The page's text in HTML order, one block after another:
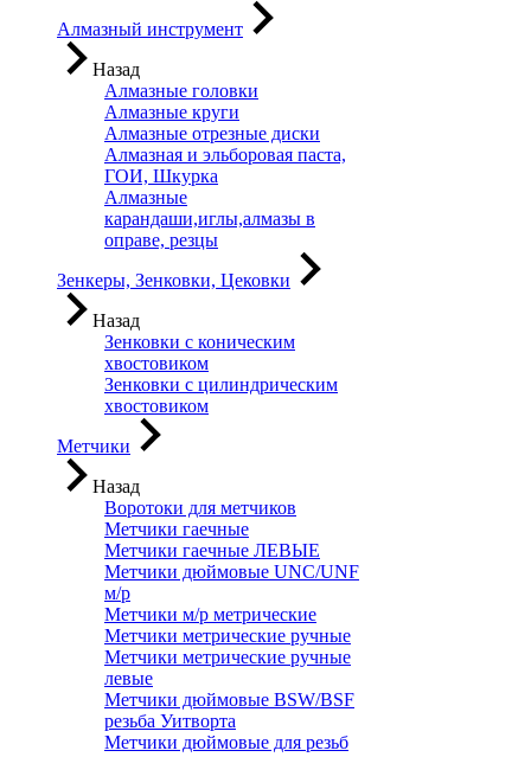
Алмазный инструмент
Назад
Алмазные головки
Алмазные круги
Алмазные отрезные диски
Алмазная и эльборовая паста,
ГОИ, Шкурка
Алмазные
карандаши,иглы,алмазы в
оправе, резцы
Зенкеры, Зенковки, Цековки
Назад
Зенковки с коническим
хвостовиком
Зенковки с цилиндрическим
хвостовиком
Метчики
Назад
Воротоки для метчиков
Метчики гаечные
Метчики гаечные ЛЕВЫЕ
Метчики дюймовые UNC/UNF
м/р
Метчики м/р метрические
Метчики метрические ручные
Метчики метрические ручные
левые
Метчики дюймовые BSW/BSF
резьба Уитворта
Метчики дюймовые для резьб